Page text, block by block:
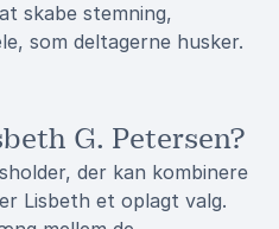
skabe stemning,
som deltagerne husker.
G. Petersen?
der kan kombinere
Lisbeth et oplagt valg.